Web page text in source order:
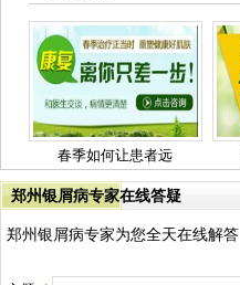
春季如何让患者远
郑州银屑病专家在线答疑
郑州银屑病专家为您全天在线解答